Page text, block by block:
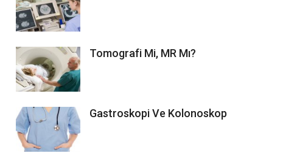
Tomografi Mi, MR Mı?
Gastroskopi Ve Kolonoskop